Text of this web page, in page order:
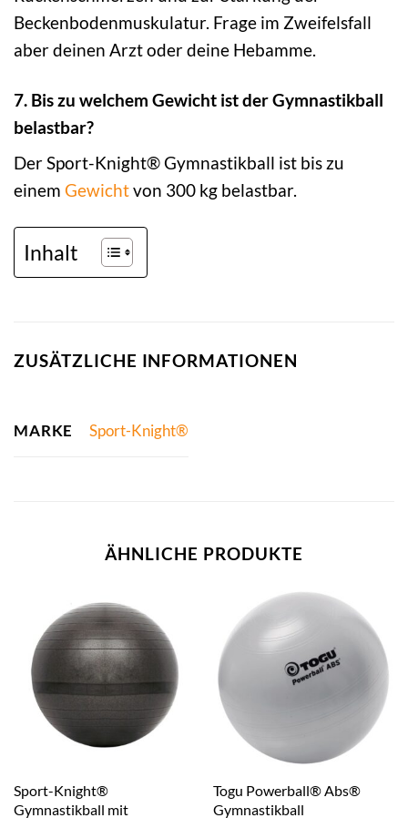
Beckenbodenmuskulatur. Frage im Zweifelsfall
aber deinen Arzt oder deine Hebamme.
7. Bis zu welchem Gewicht ist der Gymnastikball
belastbar?
Der Sport-Knight® Gymnastikball ist bis zu
einem Gewichtvon 300 kg belastbar.
Inhalt
ZUSÄTZLICHE INFORMATIONEN
MARKE Sport-Knight®
ÄHNLICHE PRODUKTE
Sport-Knight®
Gymnastikball mit
Togu Powerball® Abs®
Gymnastikball